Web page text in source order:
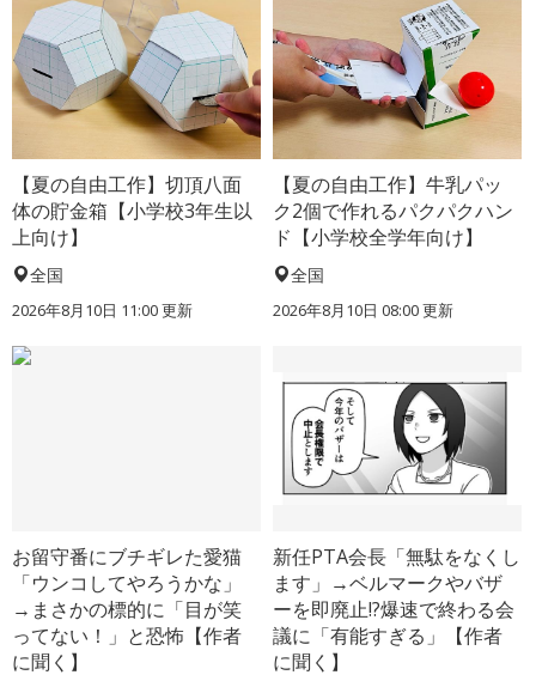
【夏の自由工作】切頂八面
体の貯金箱【小学校3年生以
上向け】
全国
2026年8月10日 11:00更新
【夏の自由工作】牛乳パッ
ク2個で作れるパクパクハン
ド【小学校全学年向け】
全国
2026年8月10日 08:00更新
お留守番にブチギレた愛猫
「ウンコしてやろうかな」
→まさかの標的に「目が笑
ってない！」と恐怖【作者
に聞く】
新任PTA会長「無駄をなくし
ます」→ベルマークやバザ
ーを即廃止!?爆速で終わる会
議に「有能すぎる」【作者
に聞く】